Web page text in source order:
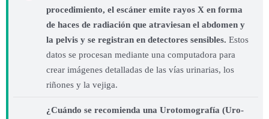
procedimiento, el escáner emite rayos X en forma
de haces de radiación que atraviesan el abdomen y
la pelvis y se registran en detectores sensibles. Estos
datos se procesan mediante una computadora para
crear imágenes detalladas de las vías urinarias, los
riñones y la vejiga.
¿Cuándo se recomienda una Urotomografía (Uro-